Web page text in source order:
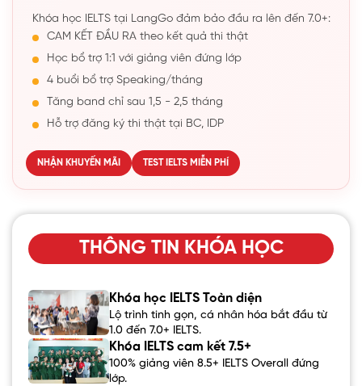
Khóa học IELTS tại LangGo đảm bảo đầu ra lên đến 7.0+:
CAM KẾT ĐẦU RA theo kết quả thi thật
Học bổ trợ 1:1 với giảng viên đứng lớp
4 buổi bổ trợ Speaking/tháng
Tăng band chỉ sau 1,5 - 2,5 tháng
Hỗ trợ đăng ký thi thật tại BC, IDP
NHẬN KHUYẾN MÃI TEST IELTS MIỄN PHÍ
THÔNG TIN KHÓA HỌC
Khóa học IELTS Toàn diện
Lộ trình tinh gọn, cá nhân hóa bắt đầu từ
1.0 đến 7.0+ IELTS.
Khóa IELTS cam kết 7.5+
100% giảng viên 8.5+ IELTS Overall đứng
lớp.